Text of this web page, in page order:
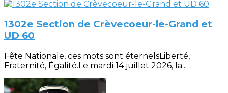
1302e Section de Crèvecoeur-le-Grand et
UD 60
Fête Nationale, ces mots sont éternelsLiberté,
Fraternité, Égalité.Le mardi 14 juillet 2026, la...